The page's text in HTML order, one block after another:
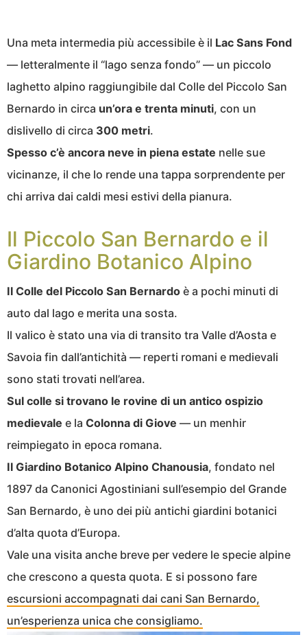
Una meta intermedia più accessibile è il Lac Sans Fond
— letteralmente il “lago senza fondo” — un piccolo
laghetto alpino raggiungibile dal Colle del Piccolo San
Bernardo in circa un’ora e trenta minuti, con un
dislivello di circa 300 metri.
Spesso c’è ancora neve in piena estate nelle sue
vicinanze, il che lo rende una tappa sorprendente per
chi arriva dai caldi mesi estivi della pianura.
Il Piccolo San Bernardo e il
Giardino Botanico Alpino
Il Colle del Piccolo San Bernardo è a pochi minuti di
auto dal lago e merita una sosta.
Il valico è stato una via di transito tra Valle d’Aosta e
Savoia fin dall’antichità — reperti romani e medievali
sono stati trovati nell’area.
Sul colle si trovano le rovine di un antico ospizio
medievale e la Colonna di Giove — un menhir
reimpiegato in epoca romana.
Il Giardino Botanico Alpino Chanousia, fondato nel
1897 da Canonici Agostiniani sull’esempio del Grande
San Bernardo, è uno dei più antichi giardini botanici
d’alta quota d’Europa.
Vale una visita anche breve per vedere le specie alpine
che crescono a questa quota. E si possono fare
escursioni accompagnati dai cani San Bernardo,
un’esperienza unica che consigliamo.